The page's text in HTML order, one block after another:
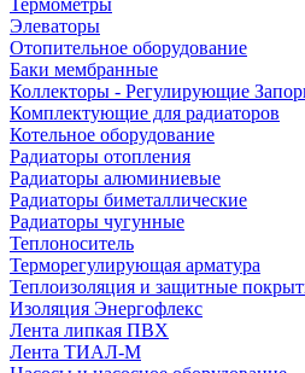
Элеваторы
Отопительное оборудование
Баки мембранные
Коллекторы - Регулирующие
Комплектующие для радиаторов
Котельное оборудование
Радиаторы отопления
Радиаторы алюминиевые
Радиаторы биметаллические
Радиаторы чугунные
Теплоноситель
Терморегулирующая арматура
Теплоизоляция и защитные
Изоляция Энергофлекс
Лента липкая ПВХ
Лента ТИАЛ-М